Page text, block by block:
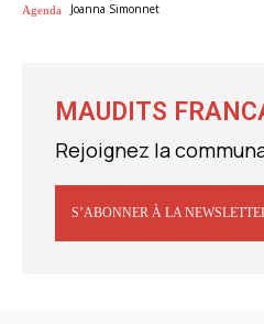
Agenda Joanna Simonnet
MAUDITS
Rejoignez la
S’ABONNER À LA